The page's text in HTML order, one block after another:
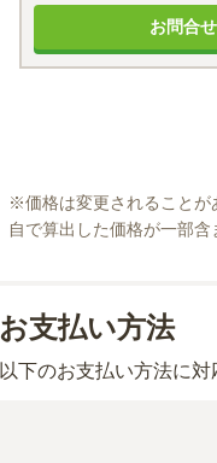
お問合
※価格は変更されること
自で算出した価格が一部
お支払い方法
以下のお支払い方法に対